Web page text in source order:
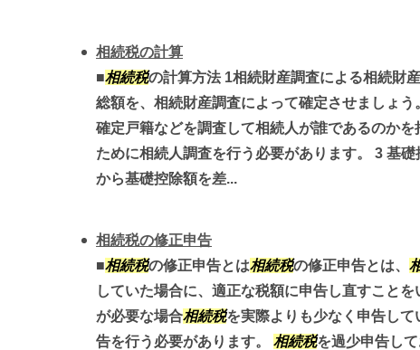
相続税の計算
■相続税の計算方法 1相続財産調査による相続財
総額を、相続財産調査によって確定させましょ
確定戸籍などを調査して相続人が誰であるのか
ために相続人調査を行う必要があります。 3 基礎
から基礎控除額を差...
相続税の修正申告
■相続税の修正申告とは相続税の修正申告とは、
していた場合に、適正な税額に申告し直すことを
が必要な場合相続税を実際よりも少なく申告して
告を行う必要があります。 相続税を過少申告し